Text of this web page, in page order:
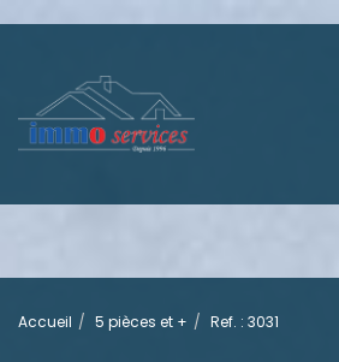
Accueil 5 pièces et + Ref. : 3031